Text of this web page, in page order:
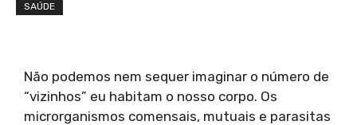
SAÚDE
Não podemos nem sequer imaginar o número de
“vizinhos” eu habitam o nosso corpo. Os
microrganismos comensais, mutuais e parasitas